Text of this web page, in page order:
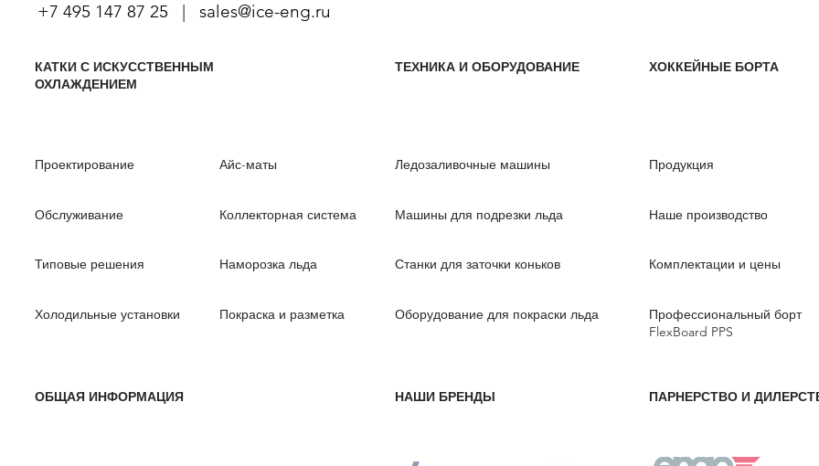
+7 495 147 87 25 | sales@ice-eng.ru
КАТКИ С ИСКУССТВЕННЫМ
ОХЛАЖДЕНИЕМ
Проектирование Айс-маты
Обслуживание Коллекторная система
Типовые решения Наморозка льда
Холодильные установки Покраска и разметка
ОБЩАЯ ИНФОРМАЦИЯ
ТЕХНИКА И ОБОРУДОВАНИЕ
Ледозаливочные машины
Машины для подрезки льда
Станки для заточки коньков
Оборудование для покраски льда
НАШИ БРЕНДЫ
ХОККЕЙНЫЕ БОРТА
Продукция
Наше производство
Комплектации и цены
Профессиональный борт
FlexBoard PPS
ПАРНЕРСТВО И